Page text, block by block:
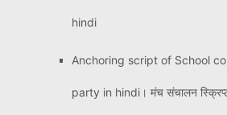
hindi
Anchoring script of School
party in hindi। मंच संचालन